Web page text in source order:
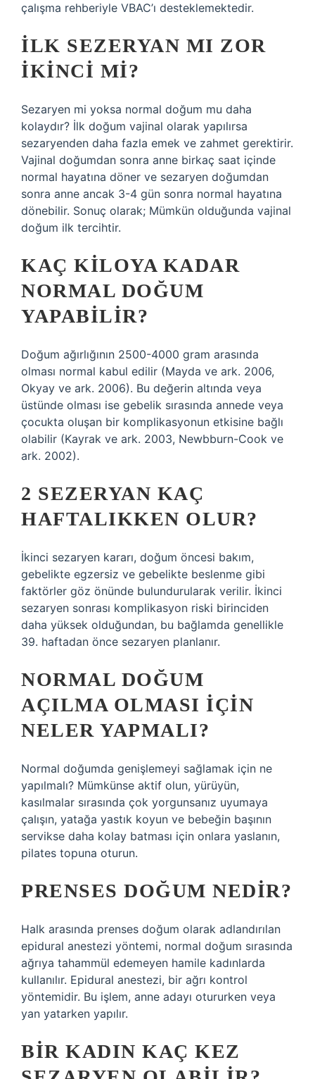
çalışma rehberiyle VBAC’ı desteklemektedir.
İLK SEZERYAN MI ZOR
IKINCI MI?
Sezaryen mi yoksa normal doğum mu daha
kolaydır? İlk doğum vajinal olarak yapılırsa
sezaryenden daha fazla emek ve zahmet gerektirir.
Vajinal doğumdan sonra anne birkaç saat içinde
normal hayatına döner ve sezaryen doğumdan
sonra anne ancak 3-4 gün sonra normal hayatına
dönebilir. Sonuç olarak; Mümkün olduğunda vajinal
doğum ilk tercihtir.
KAÇ KILOYA KADAR
NORMAL DOĞUM
YAPABILIR?
Doğum ağırlığının 2500-4000 gram arasında
olması normal kabul edilir (Mayda ve ark. 2006,
Okyay ve ark. 2006). Bu değerin altında veya
üstünde olması ise gebelik sırasında annede veya
çocukta oluşan bir komplikasyonun etkisine bağlı
olabilir (Kayrak ve ark. 2003, Newbburn-Cook ve
ark. 2002).
2 SEZERYAN KAÇ
HAFTALIKKEN OLUR?
İkinci sezaryen kararı, doğum öncesi bakım,
gebelikte egzersiz ve gebelikte beslenme gibi
faktörler göz önünde bulundurularak verilir. İkinci
sezaryen sonrası komplikasyon riski birinciden
daha yüksek olduğundan, bu bağlamda genellikle
39. haftadan önce sezaryen planlanır.
NORMAL DOĞUM
AÇILMA OLMASI IÇIN
NELER YAPMALI?
Normal doğumda genişlemeyi sağlamak için ne
yapılmalı? Mümkünse aktif olun, yürüyün,
kasılmalar sırasında çok yorgunsanız uyumaya
çalışın, yatağa yastık koyun ve bebeğin başının
servikse daha kolay batması için onlara yaslanın,
pilates topuna oturun.
PRENSES DOĞUM NEDIR?
Halk arasında prenses doğum olarak adlandırılan
epidural anestezi yöntemi, normal doğum sırasında
ağrıya tahammül edemeyen hamile kadınlarda
kullanılır. Epidural anestezi, bir ağrı kontrol
yöntemidir. Bu işlem, anne adayı otururken veya
yan yatarken yapılır.
BIR KADIN KAÇ KEZ